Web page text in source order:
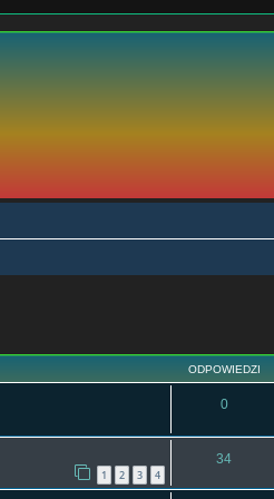
ODPOWIEDZI
0
1 2 3 4
34